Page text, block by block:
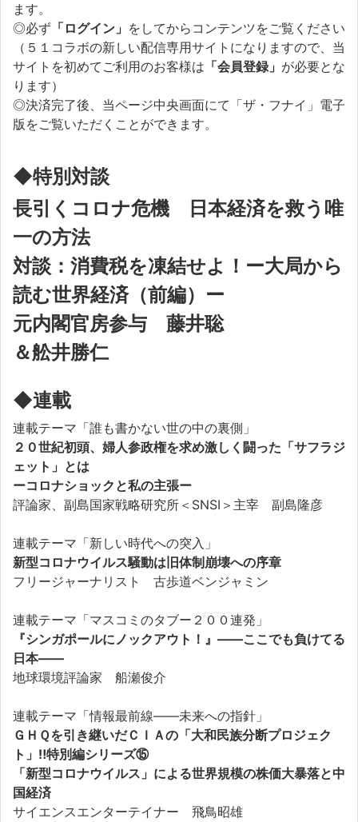
ます。
◎必ず 「ログイン」 をしてからコンテンツをご覧ください
（５１コラボの新しい配信専用サイトになりますので、当
サイトを初めてご利用のお客様は 「会員登録」 が必要とな
ります）
◎決済完了後、当ページ中央画面にて「ザ・フナイ」電子
版をご覧いただくことができます。
◆特別対談
長引くコロナ危機 日本経済を救う唯
一の方法
対談：消費税を凍結せよ！ー大局から
読む世界経済（前編）ー
元内閣官房参与 藤井聡
＆舩井勝仁
◆連載
連載テーマ「誰も書かない世の中の裏側」
２０世紀初頭、婦人参政権を求め激しく闘った「サフラジ
ェット」とは
ーコロナショックと私の主張ー
評論家、副島国家戦略研究所＜SNSI＞主宰 副島隆彦
連載テーマ「新しい時代への突入」
新型コロナウイルス騒動は旧体制崩壊への序章
フリージャーナリスト 古歩道ベンジャミン
連載テーマ「マスコミのタブー２００連発」
『シンガポールにノックアウト！』——ここでも負けてる
日本――
地球環境評論家 船瀬俊介
連載テーマ「情報最前線――未来への指針」
ＧＨＱを引き継いだＣＩＡの「大和民族分断プロジェク
ト」‼特別編シリーズ⑮
「新型コロナウイルス」による世界規模の株価大暴落と中
国経済
サイエンスエンターテイナー 飛鳥昭雄